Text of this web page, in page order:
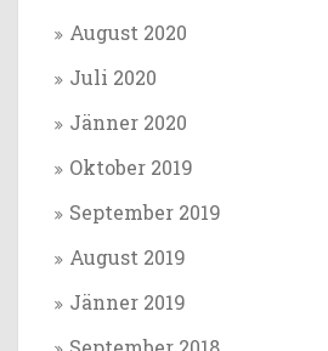
August 2020
Juli 2020
Jänner 2020
Oktober 2019
September 2019
August 2019
Jänner 2019